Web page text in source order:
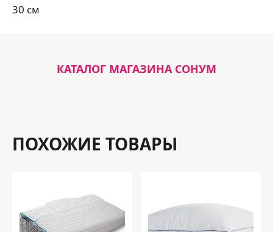
30 см
КАТАЛОГ МАГАЗИНА СОНУМ
ПОХОЖИЕ ТОВАРЫ